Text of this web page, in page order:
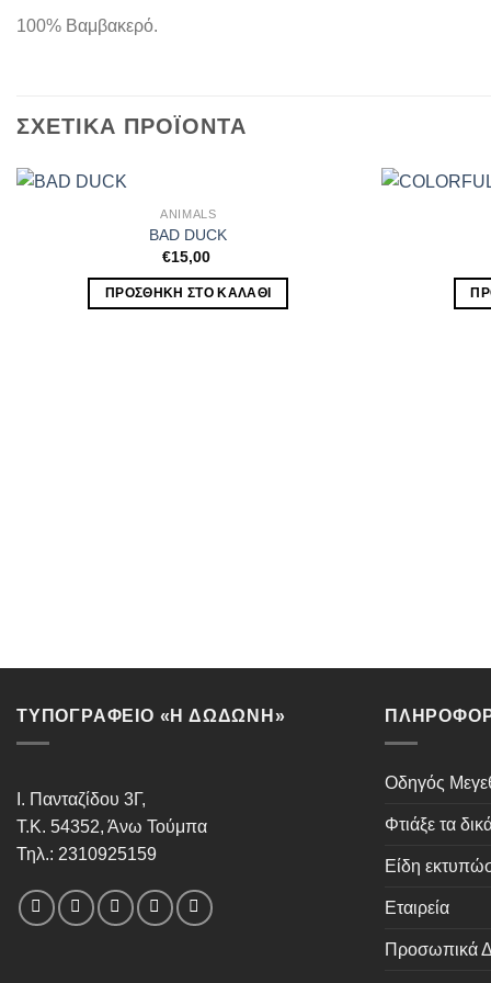
100% Βαμβακερό.
ΣΧΕΤΙΚΆ ΠΡΟΪΌΝΤΑ
ANIMALS
BAD DUCK
€15,00
ΠΡΟΣΘΉΚΗ ΣΤΟ ΚΑΛΆΘΙ
ΤΥΠΟΓΡΑΦΕΙΟ «Η ΔΩΔΩΝΗ»
Ι. Πανταζίδου 3Γ,
Τ.Κ. 54352, Άνω Τούμπα
Τηλ.: 2310925159
Οδηγός
Φτιάξε τα
Είδη
Εταιρεία
Προσωπικά